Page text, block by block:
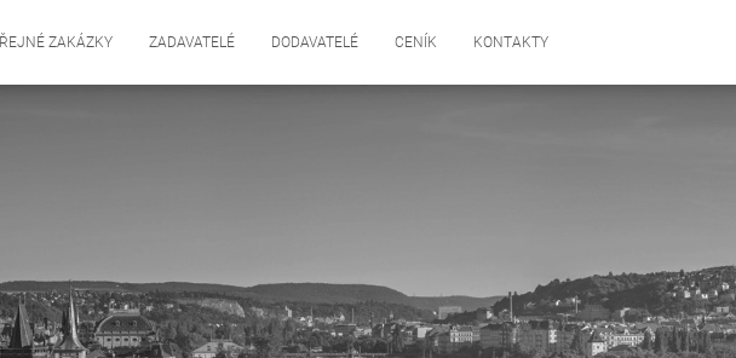
ZAKÁZKY ZADAVATELÉ DODAVATELÉ CENÍK KONTAKTY